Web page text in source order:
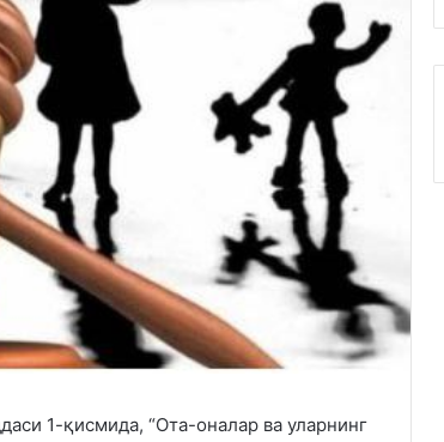
1-қисмида, “Ота-оналар ва уларнинг